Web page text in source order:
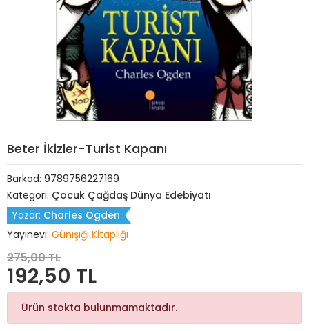
Beter İkizler-Turist Kapanı
Barkod: 9789756227169
Kategori: Çocuk Çağdaş Dünya Edebiyatı
Yazar: Charles Ogden
Yayınevi: Günışığı Kitaplığı
275,00 TL
192,50 TL
Ürün stokta bulunmamaktadır.